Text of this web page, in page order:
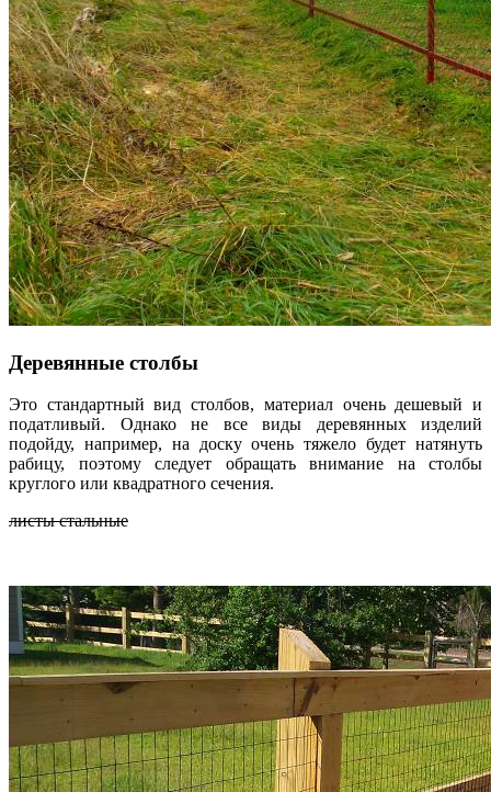
Деревянные столбы
Это стандартный вид столбов, материал очень дешевый и
податливый. Однако не все виды деревянных изделий
подойду, например, на доску очень тяжело будет натянуть
рабицу, поэтому следует обращать внимание на столбы
круглого или квадратного сечения.
листы стальные